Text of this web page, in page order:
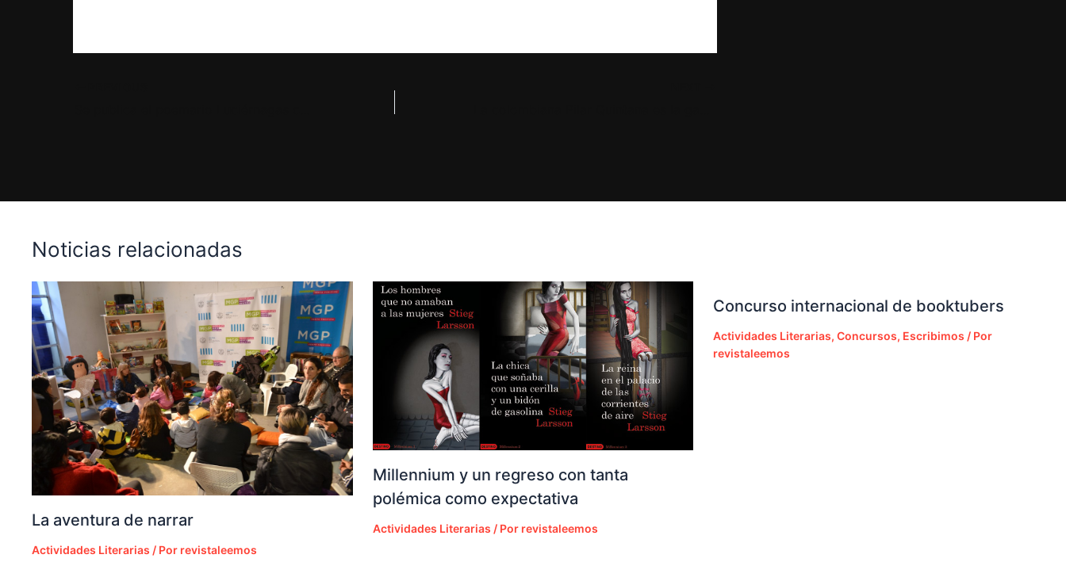
Noticias relacionadas
La aventura de narrar
Actividades Literarias / Por revistaleemos
Millennium y un regreso con tanta
polémica como expectativa
Actividades Literarias / Por revistaleemos
Concurso internacional de booktubers
Actividades Literarias,Concursos, Escribimos / Por
revistaleemos